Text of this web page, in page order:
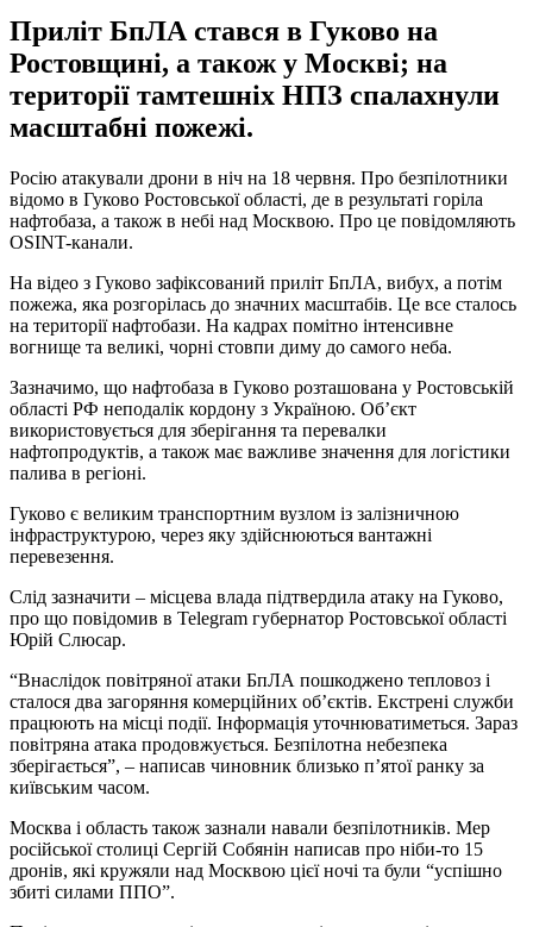
Приліт БпЛА стався в Гуково на
Ростовщині, а також у Москві; на
території тамтешніх НПЗ спалахнули
масштабні пожежі.
Росію атакували дрони в ніч на 18 червня. Про безпілотники
відомо в Гуково Ростовської області, де в результаті горіла
нафтобаза, а також в небі над Москвою. Про це повідомляють
OSINT-канали.
На відео з Гуково зафіксований приліт БпЛА, вибух, а потім
пожежа, яка розгорілась до значних масштабів. Це все сталось
на території нафтобази. На кадрах помітно інтенсивне
вогнище та великі, чорні стовпи диму до самого неба.
Зазначимо, що нафтобаза в Гуково розташована у Ростовській
області РФ неподалік кордону з Україною. Об’єкт
використовується для зберігання та перевалки
нафтопродуктів, а також має важливе значення для логістики
палива в регіоні.
Гуково є великим транспортним вузлом із залізничною
інфраструктурою, через яку здійснюються вантажні
перевезення.
Слід зазначити – місцева влада підтвердила атаку на Гуково,
про що повідомив в Telegram губернатор Ростовської області
Юрій Слюсар.
“Внаслідок повітряної атаки БпЛА пошкоджено тепловоз і
сталося два загоряння комерційних об’єктів. Екстрені служби
працюють на місці події. Інформація уточнюватиметься. Зараз
повітряна атака продовжується. Безпілотна небезпека
зберігається”, – написав чиновник близько п’ятої ранку за
київським часом.
Москва і область також зазнали навали безпілотників. Мер
російської столиці Сергій Собянін написав про ніби-то 15
дронів, які кружяли над Москвою цієї ночі та були “успішно
збиті силами ППО”.